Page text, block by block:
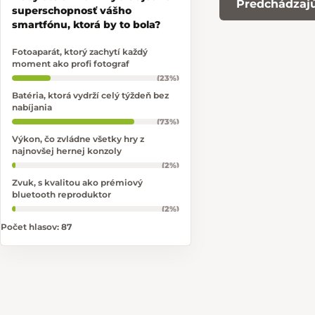
superschopnosť vášho
smartfónu, ktorá by to bola?
Fotoaparát, ktorý zachytí každý
moment ako profi fotograf
(23%)
Batéria, ktorá vydrží celý týždeň bez
nabíjania
(73%)
Výkon, čo zvládne všetky hry z
najnovšej hernej konzoly
(2%)
Zvuk, s kvalitou ako prémiový
bluetooth reproduktor
(2%)
Počet hlasov: 87